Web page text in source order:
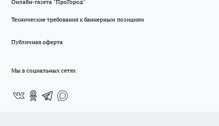
Онлайн-газета "ПроГород"
Технические требования к баннерным позициям
Публичная оферта
Мы в социальных сетях